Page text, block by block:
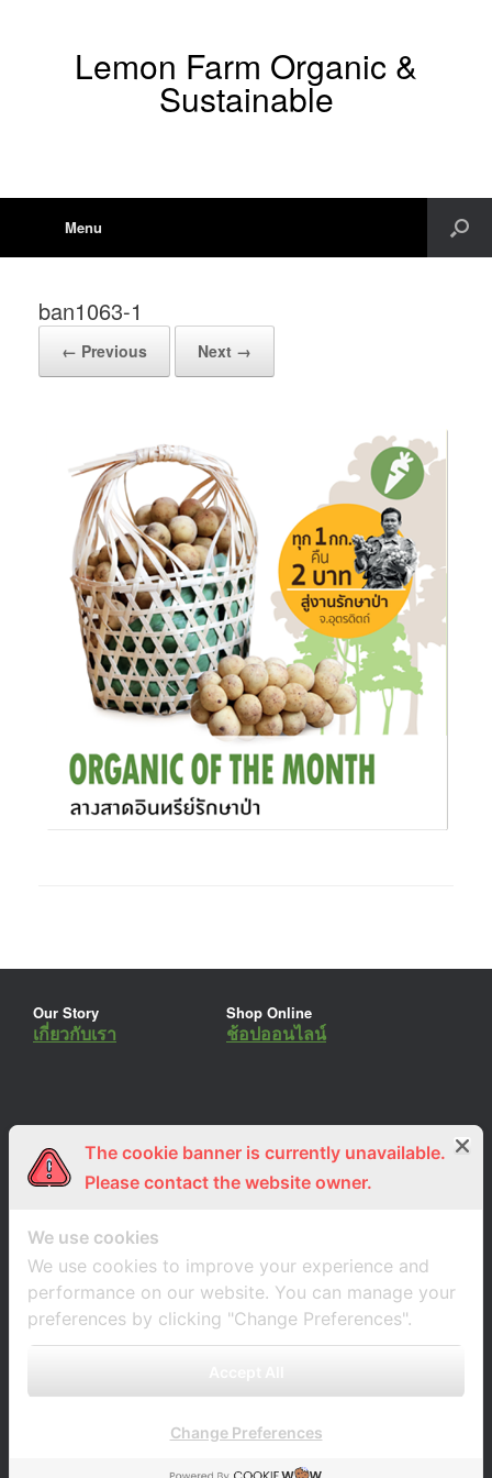
Lemon Farm Organic &
Sustainable
Menu
ban1063-1
← Previous Next →
Our Story
เกี่ยวกับเรา
Shop Online
ช้อปออนไลน์
ร่วมงานกับเรา
สมัครงาน
Lemon Farm Cafe
ร้านอาหารอินทรีย์
The cookie banner is currently unavailable.
Please contact the website owner.
We use cookies
We use cookies to improve your experience and
performance on our website. You can manage your
preferences by clicking "Change Preferences".
Change Preferences